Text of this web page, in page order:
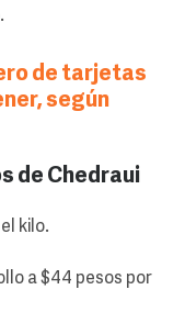
de tarjetas
según
de Chedraui
kilo.
a $44 pesos por